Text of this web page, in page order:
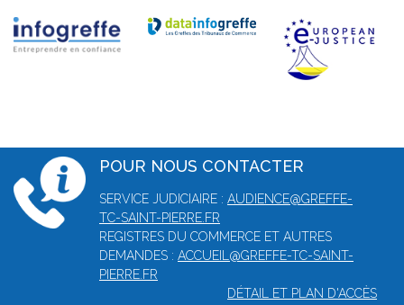
POUR NOUS CONTACTER
SERVICE JUDICIAIRE : AUDIENCE@GREFFE-
TC-SAINT-PIERRE.FR
REGISTRES DU COMMERCE ET AUTRES
DEMANDES : ACCUEIL@GREFFE-TC-SAINT-
PIERRE.FR
DÉTAIL ET PLAN D'ACCÈS